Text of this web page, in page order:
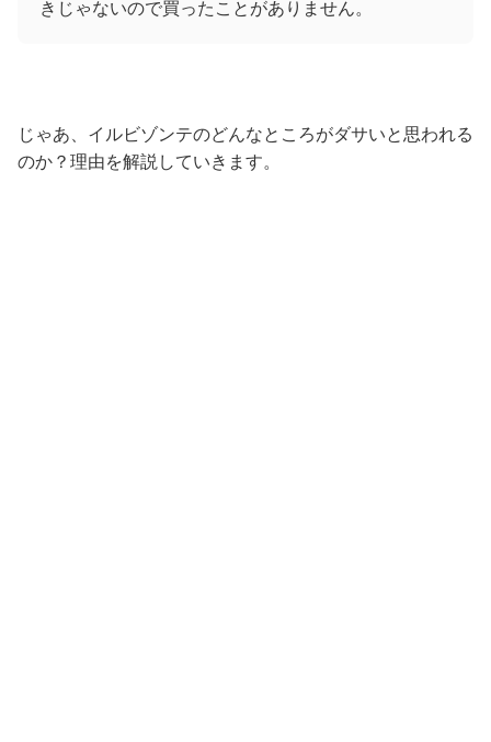
きじゃないので買ったことがありません。
じゃあ、イルビゾンテのどんなところがダサいと思われる
のか？理由を解説していきます。